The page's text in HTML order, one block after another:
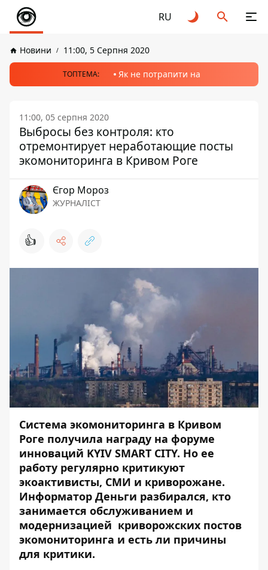
RU
Новини 11:00, 5 Серпня 2020
ТОПТЕМА: Як не потрапити на
11:00, 05 серпня 2020
Выбросы без контроля: кто
отремонтирует неработающие посты
экомониторинга в Кривом Роге
Єгор Мороз
ЖУРНАЛІСТ
👍
Система экомониторинга в Кривом
Роге получила награду на форуме
инноваций KYIV SMART CITY. Но ее
работу регулярно критикуют
экоактивисты, СМИ и криворожане.
Информатор Деньги разбирался, кто
занимается обслуживанием и
модернизацией криворожских постов
экомониторинга и есть ли причины
для критики.